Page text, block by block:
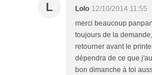
L Lolo 12/10/2014 11:55
merci beaucoup
toujours de la
retourner avant le
dépendra de ce que
bon dimanche à toi